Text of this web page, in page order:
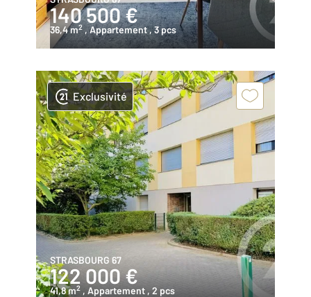
140 500 €
36,4 m2 , Appartement , 3 pcs
Exclusivité
STRASBOURG 67
122 000 €
41,8 m2 , Appartement , 2 pcs